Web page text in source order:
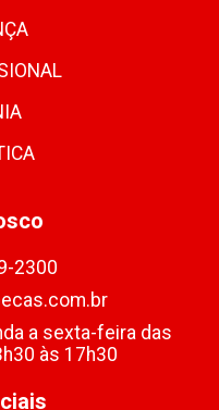
2300
a sexta-feira das
às 17h30